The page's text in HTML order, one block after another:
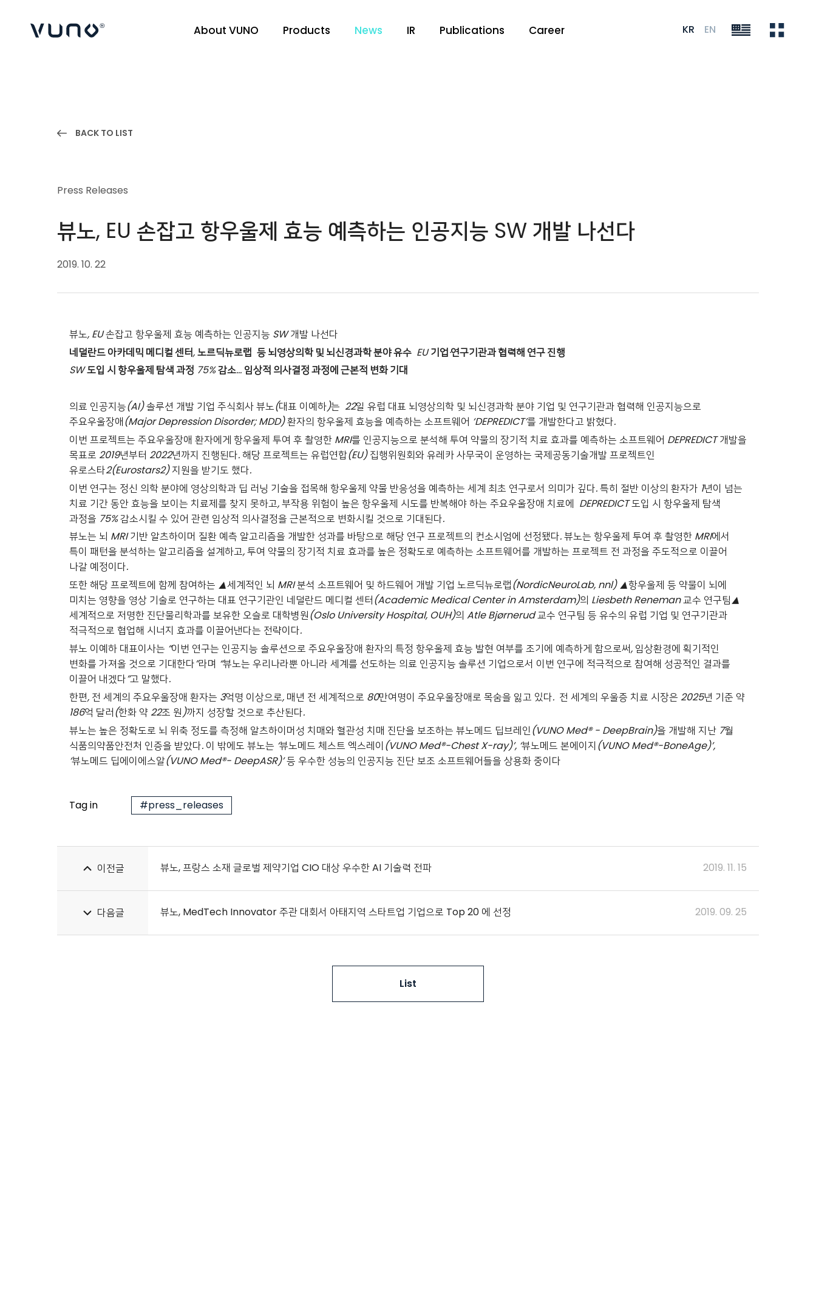
(주) 뷰노 About VUNO Products News IR Publications Career KR EN
BACK TO LIST
Press Releases
뷰노, EU 손잡고 항우울제 효능 예측하는 인공지능 SW 개발 나선다
2019. 10. 22
뷰노, EU손잡고 항우울제 효능 예측하는 인공지능 SW개발 나선다
네덜란드 아카데믹 메디컬 센터,노르딕뉴로랩 등 뇌영상의학 및 뇌신경과학 분야 유수 EU기업·연구기관과 협력해 연구 진행
SW도입 시 항우울제 탐색 과정 75%감소… 임상적 의사결정 과정에 근본적 변화 기대
의료 인공지능(AI)솔루션 개발 기업 주식회사 뷰노(대표 이예하)는 22일 유럽 대표 뇌영상의학 및 뇌신경과학 분야 기업 및 연구기관과 협력해 인공지능으로
주요우울장애(Major Depression Disorder; MDD)환자의 항우울제 효능을 예측하는 소프트웨어 ‘DEPREDICT’를 개발한다고 밝혔다.
이번 프로젝트는 주요우울장애 환자에게 항우울제 투여 후 촬영한 MRI를 인공지능으로 분석해 투여 약물의 장기적 치료 효과를 예측하는 소프트웨어 DEPREDICT개발을
목표로 2019년부터 2022년까지 진행된다.해당 프로젝트는 유럽연합(EU)집행위원회와 유레카 사무국이 운영하는 국제공동기술개발 프로젝트인
유로스타2(Eurostars2)지원을 받기도 했다.
이번 연구는 정신 의학 분야에 영상의학과 딥 러닝 기술을 접목해 항우울제 약물 반응성을 예측하는 세계 최초 연구로서 의미가 깊다.특히 절반 이상의 환자가 1년이 넘는
치료 기간 동안 효능을 보이는 치료제를 찾지 못하고,부작용 위험이 높은 항우울제 시도를 반복해야 하는 주요우울장애 치료에 DEPREDICT도입 시 항우울제 탐색
과정을 75%감소시킬 수 있어 관련 임상적 의사결정을 근본적으로 변화시킬 것으로 기대된다.
뷰노는 뇌 MRI기반 알츠하이머 질환 예측 알고리즘을 개발한 성과를 바탕으로 해당 연구 프로젝트의 컨소시엄에 선정됐다.뷰노는 항우울제 투여 후 촬영한 MRI에서
특이 패턴을 분석하는 알고리즘을 설계하고,투여 약물의 장기적 치료 효과를 높은 정확도로 예측하는 소프트웨어를 개발하는 프로젝트 전 과정을 주도적으로 이끌어
나갈 예정이다.
또한 해당 프로젝트에 함께 참여하는 ▲세계적인 뇌 MRI분석 소프트웨어 및 하드웨어 개발 기업 노르딕뉴로랩(NordicNeuroLab, nnl) ▲항우울제 등 약물이 뇌에
미치는 영향을 영상 기술로 연구하는 대표 연구기관인 네덜란드 메디컬 센터(Academic Medical Center in Amsterdam)의 Liesbeth Reneman교수 연구팀▲
세계적으로 저명한 진단물리학과를 보유한 오슬로 대학병원(Oslo University Hospital, OUH)의 Atle Bjørnerud교수 연구팀 등 유수의 유럽 기업 및 연구기관과
적극적으로 협업해 시너지 효과를 이끌어낸다는 전략이다.
뷰노 이예하 대표이사는 “이번 연구는 인공지능 솔루션으로 주요우울장애 환자의 특정 항우울제 효능 발현 여부를 조기에 예측하게 함으로써, 임상환경에 획기적인
변화를 가져올 것으로 기대한다”라며 “뷰노는 우리나라뿐 아니라 세계를 선도하는 의료 인공지능 솔루션 기업으로서 이번 연구에 적극적으로 참여해 성공적인 결과를
이끌어 내겠다”고 말했다.
한편, 전 세계의 주요우울장애 환자는 3억명 이상으로, 매년 전 세계적으로 80만여명이 주요우울장애로 목숨을 잃고 있다. 전 세계의 우울증 치료 시장은 2025년 기준 약
186억 달러(한화 약 22조 원)까지 성장할 것으로 추산된다.
뷰노는 높은 정확도로 뇌 위축 정도를 측정해 알츠하이머성 치매와 혈관성 치매 진단을 보조하는 뷰노메드 딥브레인(VUNO Med® - DeepBrain)을 개발해 지난 7월
식품의약품안전처 인증을 받았다. 이 밖에도 뷰노는 ‘뷰노메드 체스트 엑스레이(VUNO Med®-Chest X-ray)’, ‘뷰노메드 본에이지(VUNO Med®-BoneAge)’,
‘뷰노메드 딥에이에스알(VUNO Med®- DeepASR)’등 우수한 성능의 인공지능 진단 보조 소프트웨어들을 상용화 중이다
Tag in #press_releases
이전글 뷰노, 프랑스 소재 글로벌 제약기업 CIO 대상 우수한 AI 기술력 전파 2019. 11. 15
다음글 뷰노, MedTech Innovator 주관 대회서 아태지역 스타트업 기업으로 Top 20 에 선정 2019. 09. 25
List